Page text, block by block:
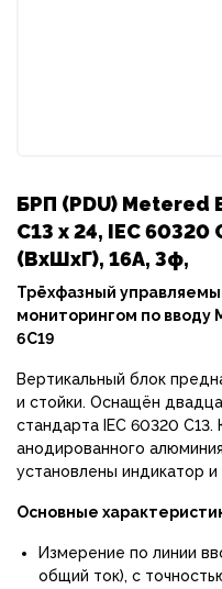
БРП (PDU) Metered
С13 х 24, IEC 60320
(ВхШхГ), 16А, 3ф,
Трёхфазный
мониторингом по вводу
6C19
Вертикальный блок
и стойки. Оснащён
стандарта IEC 60320
анодированного
установлены индикатор и
Основные
Измерение по линии
общий ток), с